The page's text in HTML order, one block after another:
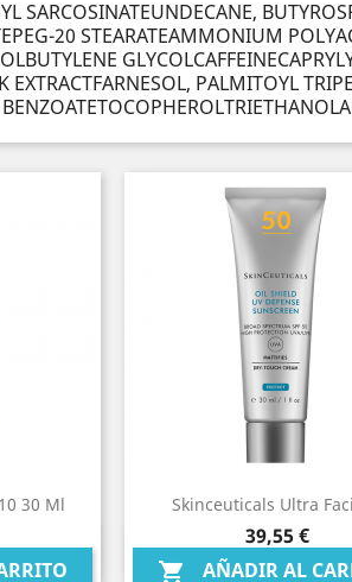
SARCOSINATEUNDECANE,
20 STEARATEAMMONIUM
PALMITOYL
30 Ml Skinceuticals Ultra
Precio
39,55 €
 AÑADIR AL
Vista rápida